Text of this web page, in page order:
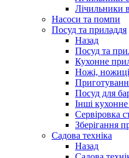
Лічильники
Насоси та помпи
Посуд та приладдя
Назад
Посуд та
Кухонне
Ножі,
Посуд для
Інші
Сервіровка
Зберігання
Садова техніка
Назад